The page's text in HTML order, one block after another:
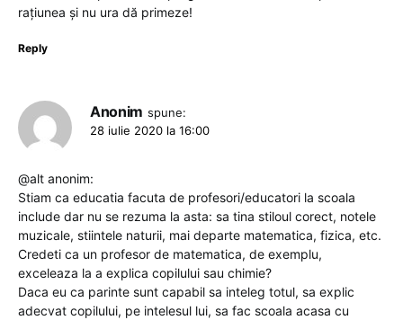
rațiunea și nu ura dă primeze!
Reply
Anonim spune:
28 iulie 2020 la 16:00
@alt anonim:
Stiam ca educatia facuta de profesori/educatori la scoala
include dar nu se rezuma la asta: sa tina stiloul corect, notele
muzicale, stiintele naturii, mai departe matematica, fizica, etc.
Credeti ca un profesor de matematica, de exemplu,
exceleaza la a explica copilului sau chimie?
Daca eu ca parinte sunt capabil sa inteleg totul, sa explic
adecvat copilului, pe intelesul lui, sa fac scoala acasa cu